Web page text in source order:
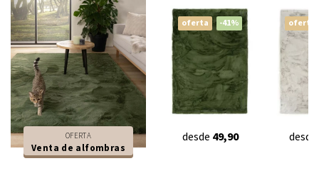
OFERTA
Venta de alfombras
oferta -41%
desde 49,90
oferta
desde